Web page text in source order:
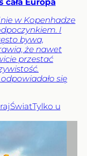
w Kopenhadze
I
bywa,
że nawet
przestać
się
ŚwiatTylko u